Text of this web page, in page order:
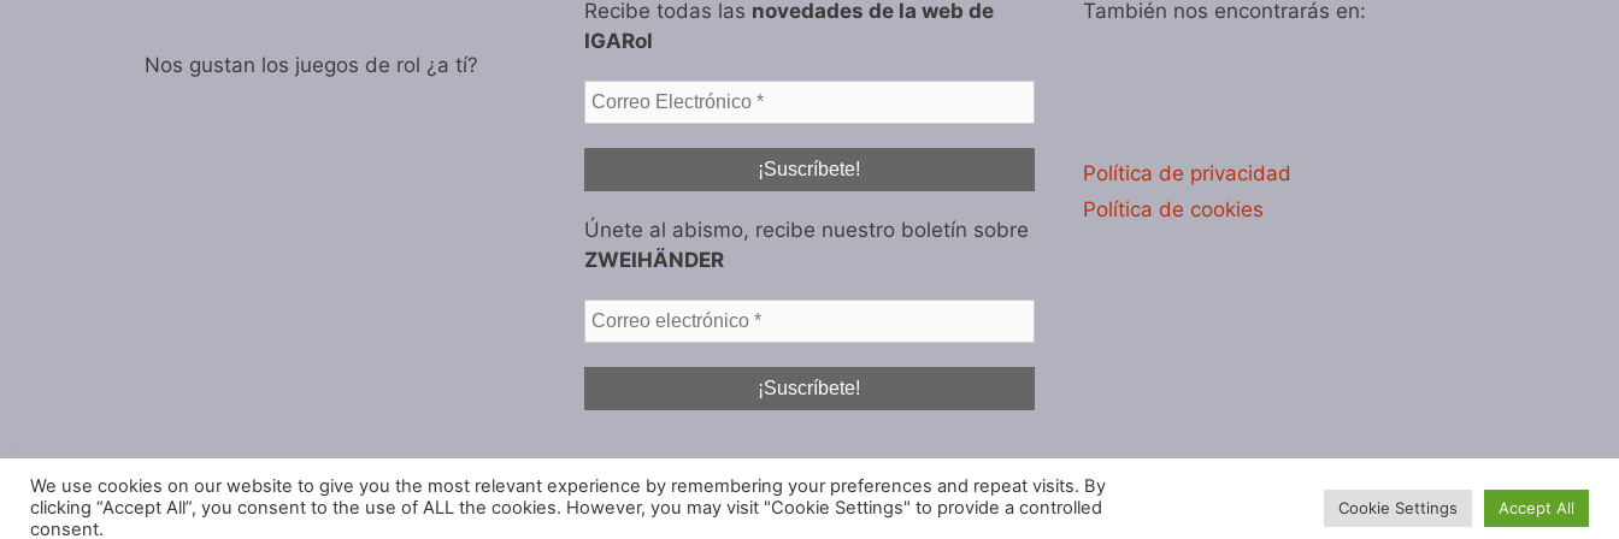
Nos gustan los juegos de rol ¿a tí?
Recibe todas las novedades de la web de
IGARol
Únete al abismo, recibe nuestro boletín sobre
ZWEIHÄNDER
También nos encontrarás en:
Política de privacidad
Política de cookies
© 2026 IGARol Estudio• Creado con GeneratePress
We use cookies on our website to give you the most relevant experience by remembering your preferences and repeat visits. By
clicking “Accept All”, you consent to the use of ALL the cookies. However, you may visit "Cookie Settings" to provide a controlled
consent.
Cookie Settings Accept All